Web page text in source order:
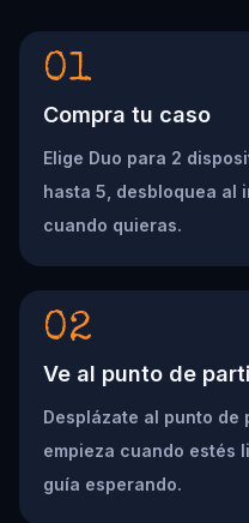
01
Compra tu caso
Elige Duo para 2
hasta 5, desbloquea al
cuando quieras.
02
Ve al punto de
Desplázate al punto
empieza cuando estés
guía esperando.